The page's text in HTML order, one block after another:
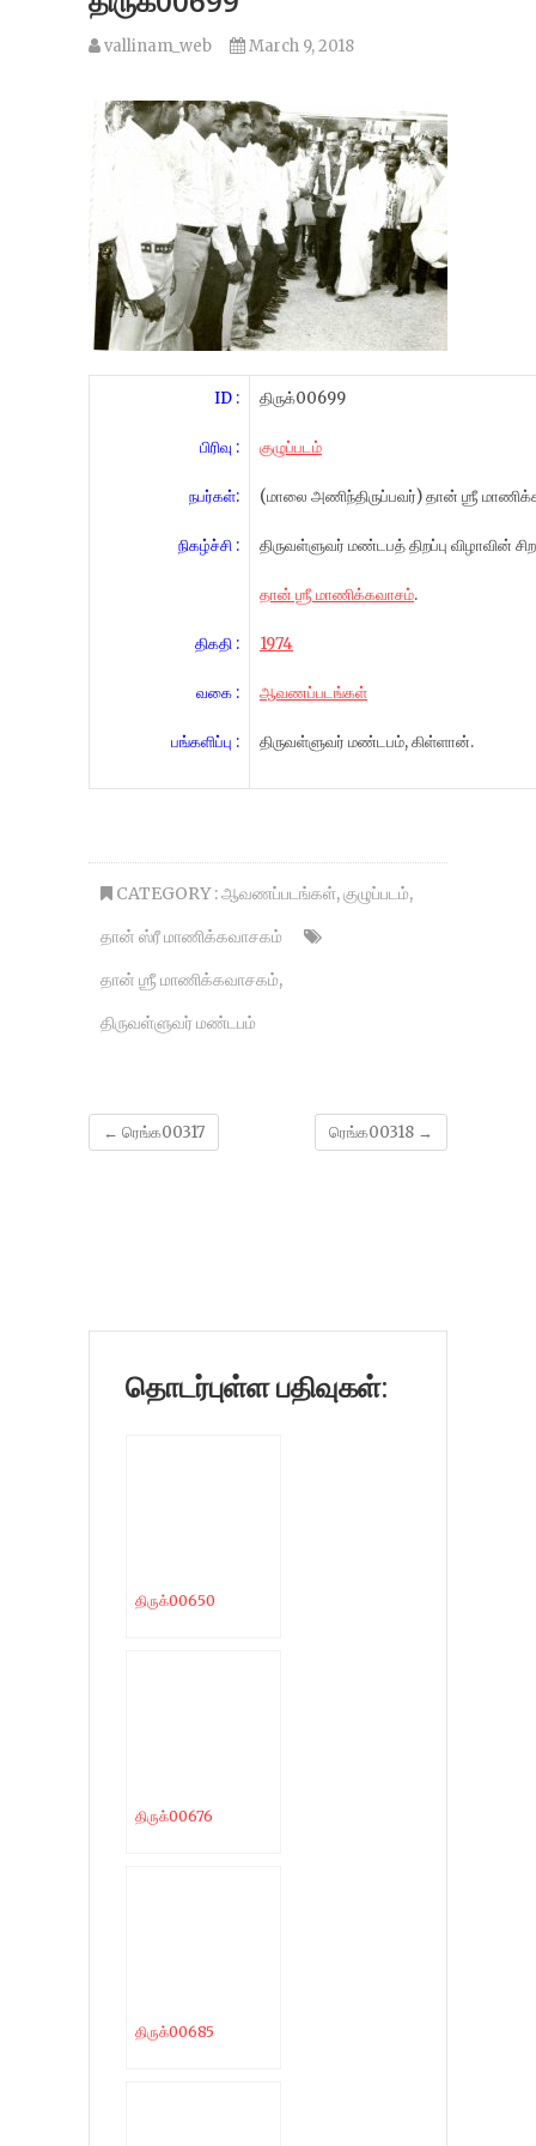
vallinam_web March 9, 2018
ID :
பிரிவு :
நபர்கள்:
நிகழ்ச்சி :
திகதி :
வகை :
பங்களிப்பு :
திருக்00699
குழுப்படம்
(மாலை அணிந்திருப்பவர்) தான் ஶ்ரீ
திருவள்ளுவர் மண்டபத் திறப்பு விழாவின்
தான் ஶ்ரீ மாணிக்கவாசம்.
1974
ஆவணப்படங்கள்
திருவள்ளுவர் மண்டபம், கிள்ளான்.
CATEGORY :ஆவணப்படங்கள்,குழுப்படம்,
தான் ஸ்ரீ மாணிக்கவாசகம்
தான் ஶ்ரீ மாணிக்கவாசகம்,
திருவள்ளுவர் மண்டபம்
← ரெங்க00317 ரெங்க00318 →
தொடர்புள்ள பதிவுகள்:
திருக்00650
திருக்00676
திருக்00685